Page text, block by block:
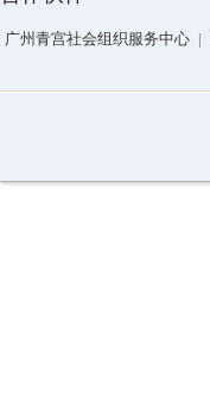
广州青宫社会组织服务中心 |